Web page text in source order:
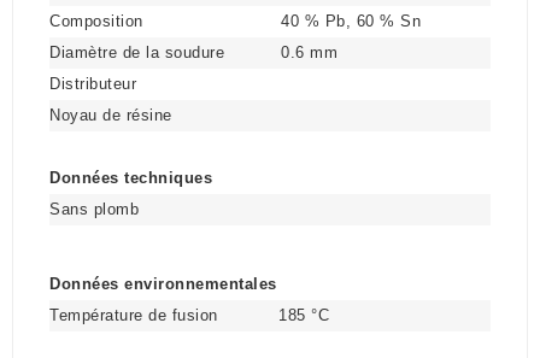
Composition
40 % Pb, 60 % Sn
Diamètre de la soudure
0.6 mm
Distributeur
Noyau de résine
Données techniques
Sans plomb
Données environnementales
Température de fusion
185 °C